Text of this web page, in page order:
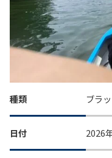
種類 ブラ
日付 2026